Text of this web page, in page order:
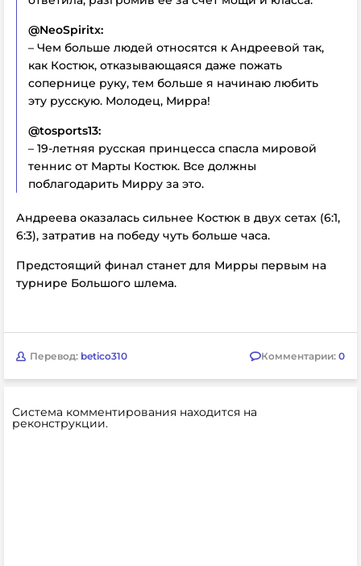
@NeoSpiritx:
– Чем больше людей относятся к Андреевой так,
как Костюк, отказывающаяся даже пожать
сопернице руку, тем больше я начинаю любить
эту русскую. Молодец, Мирра!
@tosports13:
– 19-летняя русская принцесса спасла мировой
теннис от Марты Костюк. Все должны
поблагодарить Мирру за это.
Андреева оказалась сильнее Костюк в двух сетах (6:1,
6:3), затратив на победу чуть больше часа.
Предстоящий финал станет для Мирры первым на
турнире Большого шлема.
Перевод: betico310 Комментарии: 0
Система комментирования находится на
реконструкции.